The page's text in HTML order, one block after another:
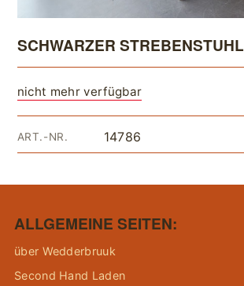
SCHWARZER STREBENSTUHL
nicht mehr verfügbar
ART.-NR. 14786
ALLGEMEINE SEITEN:
über Wedderbruuk
Second Hand Laden